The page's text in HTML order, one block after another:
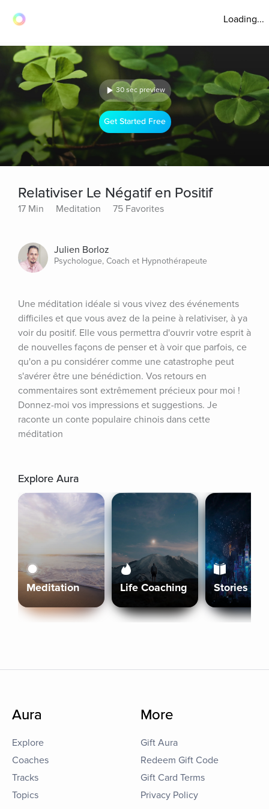
Loading...
30 sec preview
Get Started Free
Relativiser Le Négatif en Positif
17 Min Meditation 75 Favorites
Julien Borloz
Psychologue, Coach et Hypnothérapeute
Une méditation idéale si vous vivez des événements
difficiles et que vous avez de la peine à relativiser, à ya
voir du positif. Elle vous permettra d'ouvrir votre esprit à
de nouvelles façons de penser et à voir que parfois, ce
qu'on a pu considérer comme une catastrophe peut
s'avérer être une bénédiction. Vos retours en
commentaires sont extrêmement précieux pour moi !
Donnez-moi vos impressions et suggestions. Je
raconte un conte populaire chinois dans cette
méditation
Explore Aura
Meditation Life Coaching Stories
Aura
Explore
Coaches
Tracks
Topics
More
Gift Aura
Redeem Gift Code
Gift Card Terms
Privacy Policy